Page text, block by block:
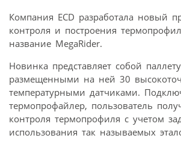
Компания ECD разработала новый
контроля и построения
название MegaRider.
Новинка представляет собой
размещенными на ней 30
температурными датчиками.
термопрофайлер, пользователь
контроля термопрофиля с учетом
использования так называемых